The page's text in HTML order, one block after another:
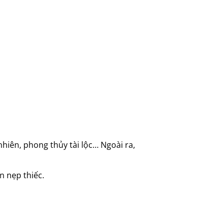
phong thủy tài lộc… Ngoài ra,
nẹp thiếc.